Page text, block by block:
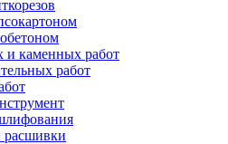
и каменных работ
работ
расшивки